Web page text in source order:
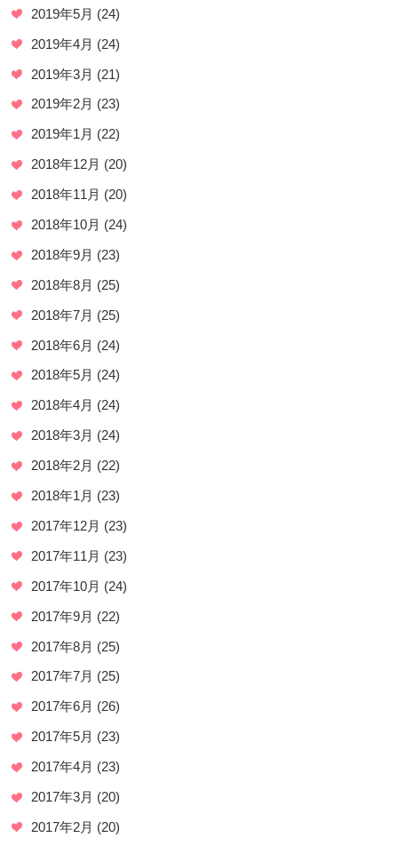
2019年5月 (24)
2019年4月 (24)
2019年3月 (21)
2019年2月 (23)
2019年1月 (22)
2018年12月 (20)
2018年11月 (20)
2018年10月 (24)
2018年9月 (23)
2018年8月 (25)
2018年7月 (25)
2018年6月 (24)
2018年5月 (24)
2018年4月 (24)
2018年3月 (24)
2018年2月 (22)
2018年1月 (23)
2017年12月 (23)
2017年11月 (23)
2017年10月 (24)
2017年9月 (22)
2017年8月 (25)
2017年7月 (25)
2017年6月 (26)
2017年5月 (23)
2017年4月 (23)
2017年3月 (20)
2017年2月 (20)